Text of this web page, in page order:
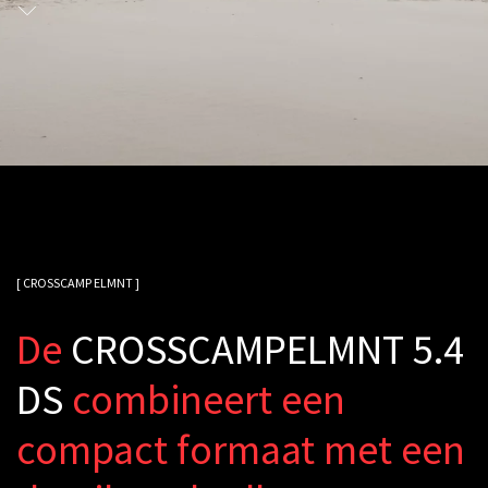
[ CROSSCAMP ELMNT ]
De CROSSCAMPELMNT5.4
DS combineert een
compactformaat met een